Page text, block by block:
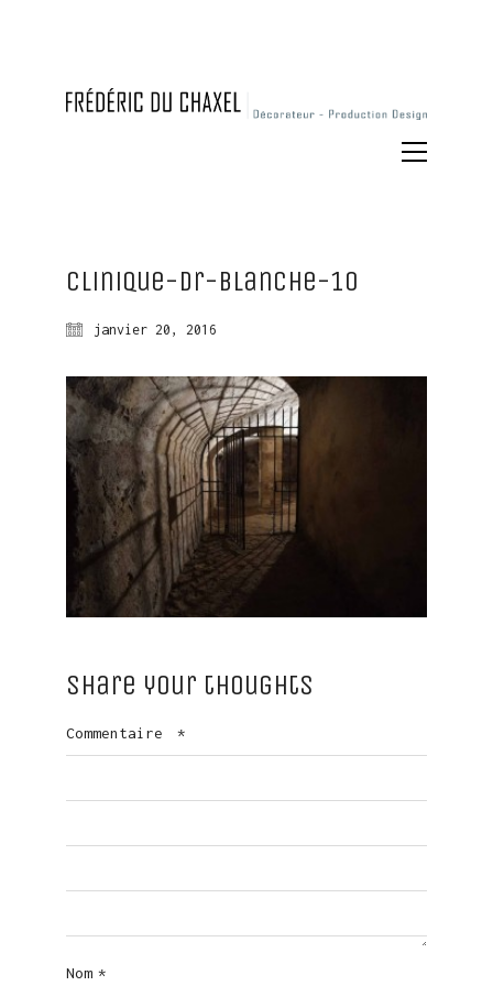
Clinique-dr-blanche-10
janvier 20, 2016
Share your thoughts
Commentaire *
Nom *